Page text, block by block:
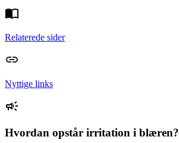
Relaterede sider
Nyttige links
Hvordan opstår irritation i blæren?